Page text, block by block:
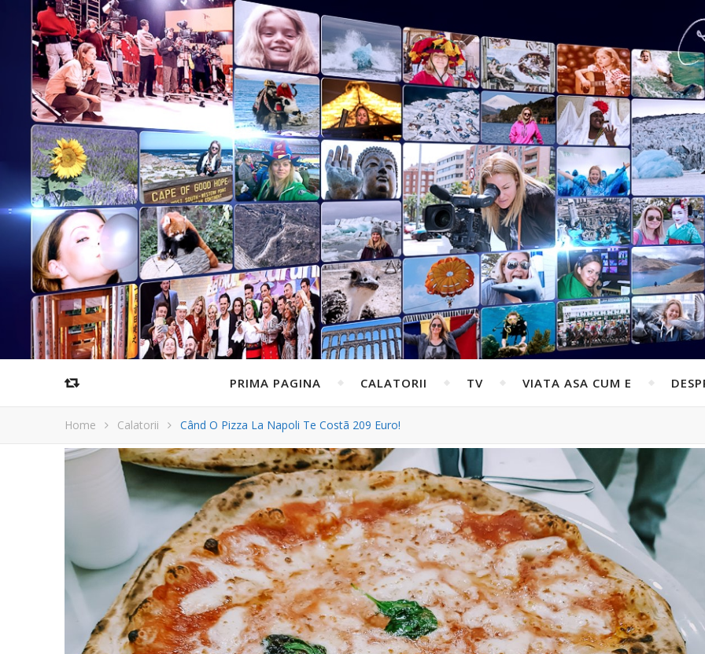
PRIMA PAGINA CALATORII TV VIATA ASA CUM E
Home Calatorii Când O Pizza La Napoli Te Costã 209 Euro!